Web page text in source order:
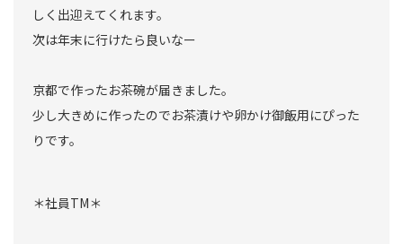
しく出迎えてくれます。
次は年末に行けたら良いなー
京都で作ったお茶碗が届きました。
少し大きめに作ったのでお茶漬けや卵かけ御飯用にぴった
りです。
＊社員TM＊